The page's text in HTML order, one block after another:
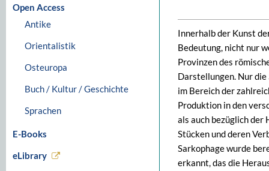
Open Access
Antike
Orientalistik
Osteuropa
Buch / Kultur / Geschichte
Sprachen
E-Books
eLibrary
Innerhalb der Kunst
Bedeutung, nicht nur
Provinzen des
Darstellungen. Nur
im Bereich der
Produktion in den
als auch bezüglich der
Stücken und deren
Sarkophage wurde
erkannt, das die